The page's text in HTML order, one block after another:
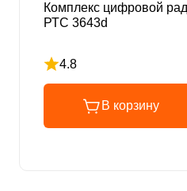
Комплекс цифровой
РТС 3643d
4.8
Рейтинг 4.8 из 5
В корзину